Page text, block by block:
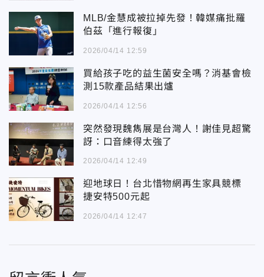
MLB/金慧成被拉掉先發！韓媒痛批羅
伯茲「進行報復」
2026/04/14 12:59
買給孩子吃的益生菌安全嗎？消基會檢
測15款產品結果出爐
2026/04/14 12:56
突然發現魏雋展是台灣人！謝佳見超驚
訝：口音練得太強了
2026/04/14 12:49
迎地球日！台北惜物網再生家具競標
捷安特500元起
2026/04/14 12:47